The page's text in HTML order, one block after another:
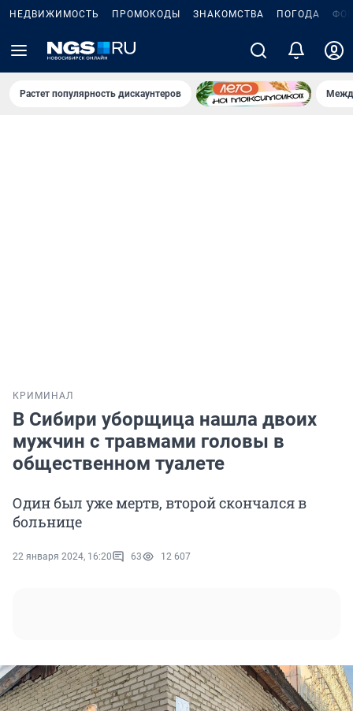
НЕДВИЖИМОСТЬ ПРОМОКОДЫ ЗНАКОМСТВА ПОГОДА
Растет популярность дискаунтеров
КРИМИНАЛ
В Сибири уборщица нашла двоих
мужчин с травмами головы в
общественном туалете
Один был уже мертв, второй скончался в
больнице
22 января 2024, 16:20 63 12 607